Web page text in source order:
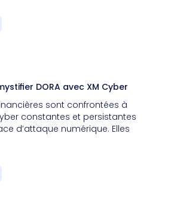
DORA avec XM Cyber
sont confrontées à
constantes et persistantes
d’attaque numérique. Elles